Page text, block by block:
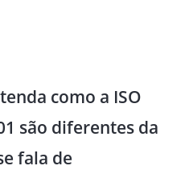
como a ISO
são diferentes da
fala de